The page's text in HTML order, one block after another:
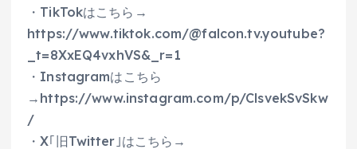
・TikTokはこちら→
https://www.tiktok.com/@falcon.tv.youtube?
_t=8XxEQ4vxhVS&_r=1
・Instagramはこちら
→https://www.instagram.com/p/ClsvekSvSkw
/
・X｢旧Twitter｣はこちら→